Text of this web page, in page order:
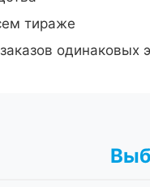
тираже
одинаковых